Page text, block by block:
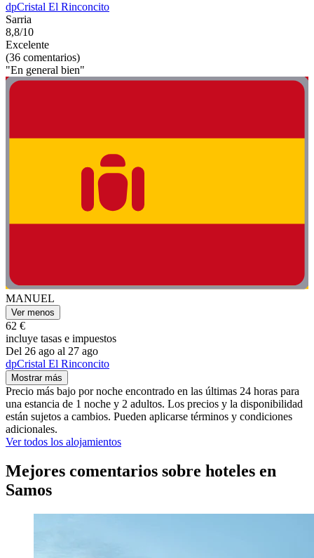
dpCristal El Rinconcito
Sarria
8,8/10
Excelente
(36 comentarios)
"En general bien"
MANUEL
Ver menos
62 €
incluye tasas e impuestos
Del 26 ago al 27 ago
dpCristal El Rinconcito
Mostrar más
Precio más bajo por noche encontrado en las últimas 24 horas para
una estancia de 1 noche y 2 adultos. Los precios y la disponibilidad
están sujetos a cambios. Pueden aplicarse términos y condiciones
adicionales.
Ver todos los alojamientos
Mejores comentarios sobre hoteles en
Samos